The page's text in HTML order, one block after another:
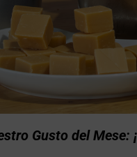
Gusto del Mese: ¡